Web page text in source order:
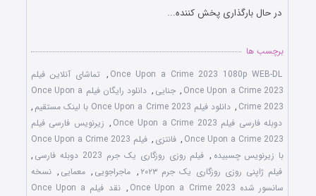
در حال بارگذاری پخش کننده...
برچسب ها
Once Upon a Crime 2023 1080p WEB-DL
, تماشای آنلاین فیلم
Once Upon a Crime 2023
, جنایی ,
دانلود رایگان فیلم Once Upon a
Crime 2023
, دانلود فیلم Once Upon a Crime 2023 با لینک مستقیم
,
دوبله فارسی فیلم Once Upon a Crime 2023
, زیرنویس فارسی فیلم
Once Upon a Crime 2023
, فانتزی ,
فیلم Once Upon a Crime 2023
با زیرنویس چسبیده , فیلم روزی روزگاری یک جرم 2023 دوبله فارسی
,
فیلم ژاپنی روزی روزگاری یک جرم ۲۰۲۳
, ماجراجویی , معمایی , نسخه
سانسور شده Once Upon a Crime 2023
,
نقد فیلم Once Upon a